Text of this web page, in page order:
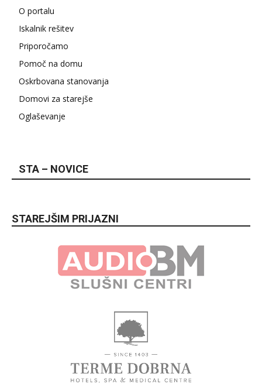
O portalu
Iskalnik rešitev
Priporočamo
Pomoč na domu
Oskrbovana stanovanja
Domovi za starejše
Oglaševanje
STA – NOVICE
STAREJŠIM PRIJAZNI